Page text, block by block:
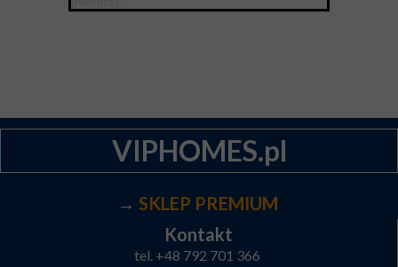
Kontakt
tel. +48 792 701 366
VIPHOMES.pl
→ SKLEP PREMIUM